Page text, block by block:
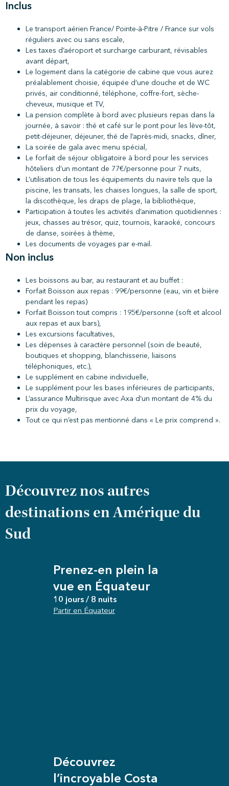
Inclus
Le transport aérien France/ Pointe-à-Pitre / France sur vols
réguliers avec ou sans escale,
Les taxes d’aéroport et surcharge carburant, révisables
avant départ,
Le logement dans la catégorie de cabine que vous aurez
préalablement choisie, équipée d’une douche et de WC
privés, air conditionné, téléphone, coffre-fort, sèche-
cheveux, musique et TV,
La pension complète à bord avec plusieurs repas dans la
journée, à savoir : thé et café sur le pont pour les lève-tôt,
petit-déjeuner, déjeuner, thé de l’après-midi, snacks, dîner,
La soirée de gala avec menu spécial,
Le forfait de séjour obligatoire à bord pour les services
hôteliers d’un montant de 77€/personne pour 7 nuits,
L’utilisation de tous les équipements du navire tels que la
piscine, les transats, les chaises longues, la salle de sport,
la discothèque, les draps de plage, la bibliothèque,
Participation à toutes les activités d’animation quotidiennes :
jeux, chasses au trésor, quiz, tournois, karaoké, concours
de danse, soirées à thème,
Les documents de voyages par e-mail.
Non inclus
Les boissons au bar, au restaurant et au buffet :
Forfait Boisson aux repas : 99€/personne (eau, vin et bière
pendant les repas)
Forfait Boisson tout compris : 195€/personne (soft et alcool
aux repas et aux bars),
Les excursions facultatives,
Les dépenses à caractère personnel (soin de beauté,
boutiques et shopping, blanchisserie, liaisons
téléphoniques, etc.),
Le supplément en cabine individuelle,
Le supplément pour les bases inférieures de participants,
L’assurance Multirisque avec Axa d’un montant de 4% du
prix du voyage,
Tout ce qui n’est pas mentionné dans « Le prix comprend ».
Découvrez nos autres
destinations en Amérique du
Sud​
Prenez-en plein la
vue en Équateur
10 jours / 8 nuits
Partir en Équateur
Découvrez
l’incroyable Costa